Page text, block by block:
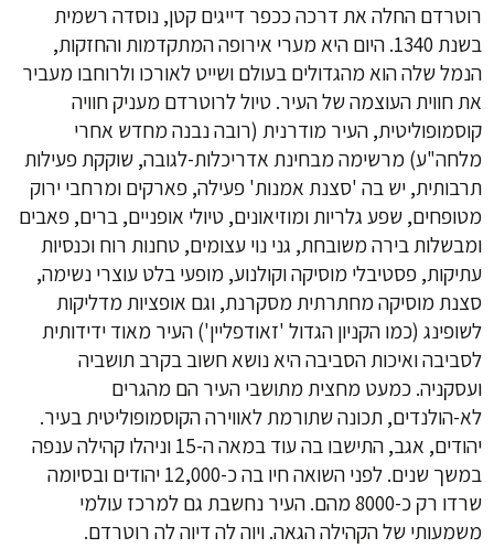
רוטרדם החלה את דרכה ככפר דייגים קטן, נוסדה רשמית
בשנת 1340. היום היא מערי אירופה המתקדמות והחזקות,
הנמל שלה הוא מהגדולים בעולם ושייט לאורכו ולרוחבו מעביר
את חווית העוצמה של העיר. טיול לרוטרדם מעניק חוויה
קוסמופוליטית, העיר מודרנית (רובה נבנה מחדש אחרי
מלחה"ע) מרשימה מבחינת אדריכלות-לגובה, שוקקת פעילות
תרבותית, יש בה 'סצנת אמנות' פעילה, פארקים ומרחבי ירוק
מטופחים, שפע גלריות ומוזיאונים, טיולי אופניים, ברים, פאבים
ומבשלות בירה משובחת, גני נוי עצומים, טחנות רוח וכנסיות
עתיקות, פסטיבלי מוסיקה וקולנוע, מופעי בלט עוצרי נשימה,
סצנת מוסיקה מחתרתית מסקרנת, וגם אופציות מדליקות
לשופינג (כמו הקניון הגדול 'זאודפליין') העיר מאוד ידידותית
לסביבה ואיכות הסביבה היא נושא חשוב בקרב תושביה
ועסקניה. כמעט מחצית מתושבי העיר הם מהגרים
לא-הולנדים, תכונה שתורמת לאווירה הקוסמופוליטית בעיר.
יהודים, אגב, התישבו בה עוד במאה ה-15 וניהלו קהילה ענפה
במשך שנים. לפני השואה חיו בה כ-12,000 יהודים ובסיומה
שרדו רק כ-8000 מהם. העיר נחשבת גם למרכז עולמי
משמעותי של הקהילה הגאה. ויוה לה דיוה לה רוטרדם.